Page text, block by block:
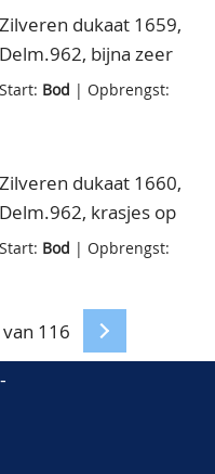
Zilveren dukaat 1659,
Delm.962, bijna zeer
fraai
Start: Bod | Opbrengst:
Zilveren dukaat 1660,
Delm.962, krasjes op
keerzijde overigens
Start: Bod | Opbrengst:
van 116